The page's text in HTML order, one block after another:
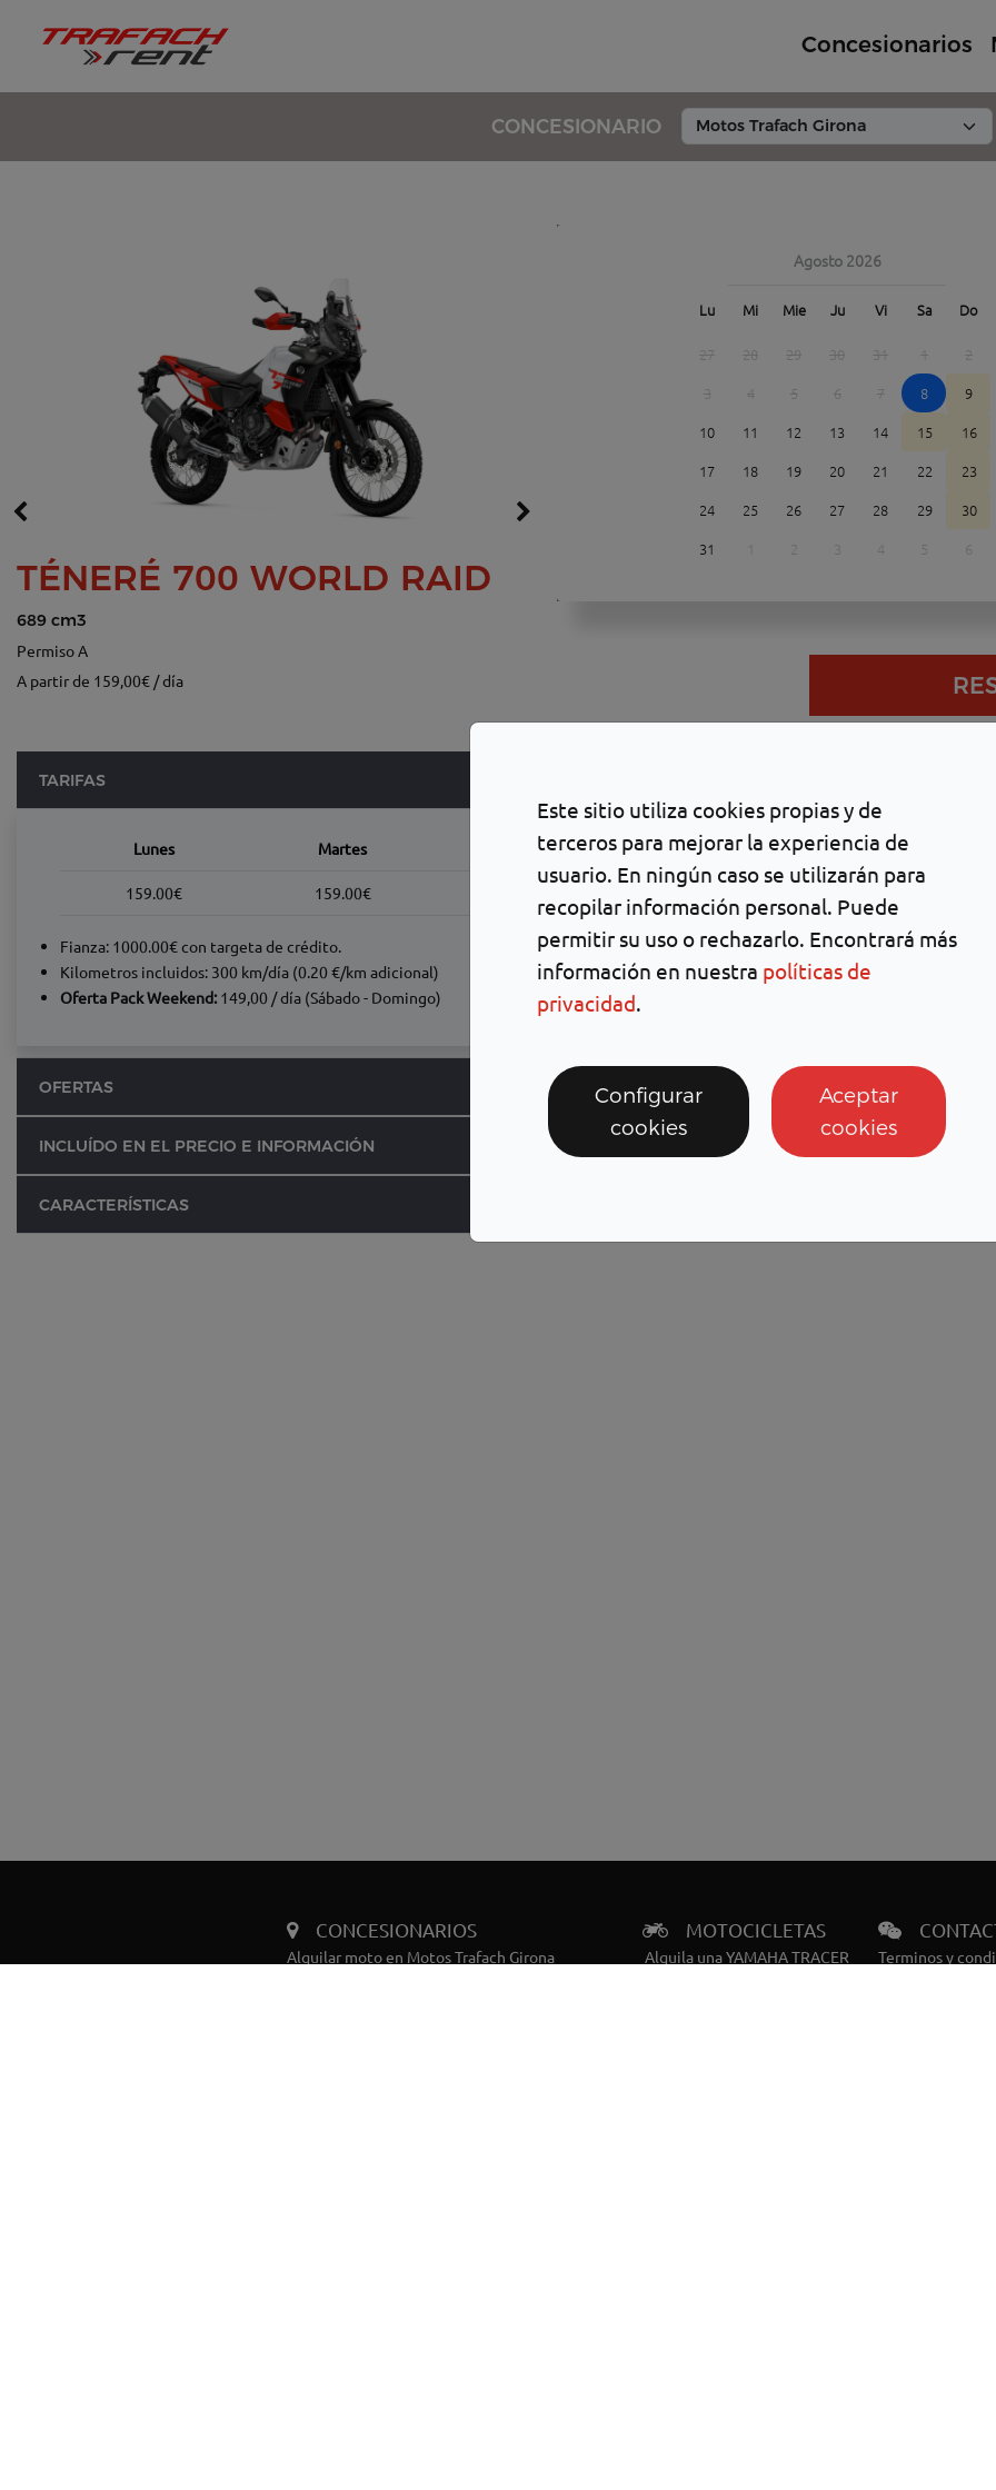
Concesionarios
CONCESIONARIO
TÉNERÉ 700 WORLD RAID
689 cm3
Permiso A
A partir de 159,00€ / día
Agosto 2026
Lu Mi Mie Ju Vi Sa Do
27 28 29 30 31 1
2
3
4 5 6 7 8
9
10
11 12 13 14 15
16
17
18 19 20 21 22
23
24
25 26 27 28 29
30
31
2 3 4 5 6
TARIFAS
Lunes Martes Miércoles Jueves
159.00€ 159.00€
Fianza: 1000.00€ con targeta de crédito.
Kilometros incluidos: 300 km/día (0.20 €/km adicional)
Oferta Pack Weekend: 149,00 / día (Sábado - Domingo)
OFERTAS
INCLUÍDO EN EL PRECIO E INFORMACIÓN
CARACTERÍSTICAS
CONCESIONARIOS
Alquilar moto en Motos Trafach Girona
MOTOCICLETAS
Alquila una YAMAHA TRACER
Terminos y
Este sitio utiliza cookies propias y de
terceros para mejorar la experiencia de
usuario. En ningún caso se utilizarán para
recopilar información personal. Puede
permitir su uso o rechazarlo. Encontrará más
información en nuestra políticas de
privacidad.
Configurar
cookies
Aceptar
cookies